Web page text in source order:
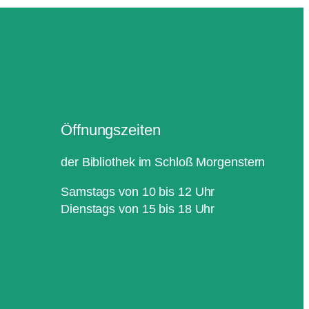
Öffnungszeiten
der Bibliothek im Schloß Morgenstern
Samstags von 10 bis 12 Uhr
Dienstags von 15 bis 18 Uhr